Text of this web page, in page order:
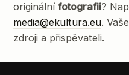
originálnífotografii?
media@ekultura.eu.
zdroji a přispěvateli.